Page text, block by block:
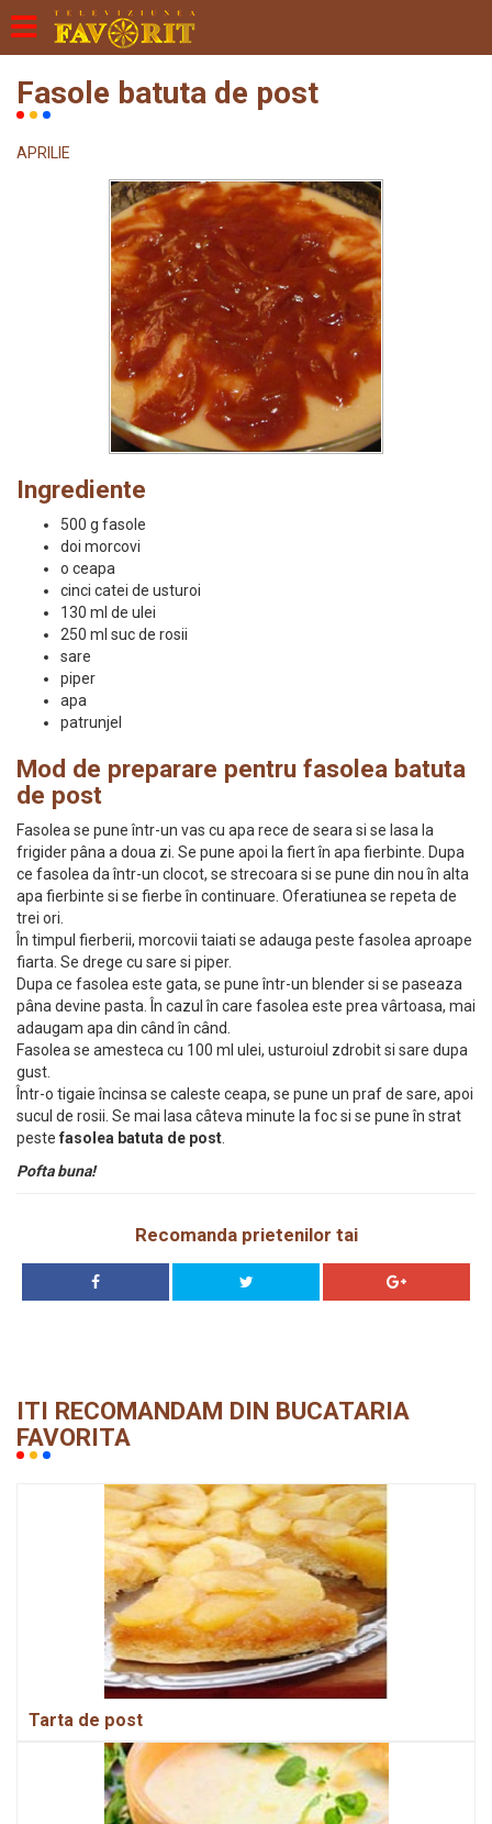
Fasole batuta de post
APRILIE
Ingrediente
500 g fasole
doi morcovi
o ceapa
cinci catei de usturoi
130 ml de ulei
250 ml suc de rosii
sare
piper
apa
patrunjel
Mod de preparare pentru fasolea batuta
de post
Fasolea se pune într-un vas cu apa rece de seara si se lasa la
frigider pâna a doua zi. Se pune apoi la fiert în apa fierbinte. Dupa
ce fasolea da într-un clocot, se strecoara si se pune din nou în alta
apa fierbinte si se fierbe în continuare. Oferatiunea se repeta de
trei ori.
În timpul fierberii, morcovii taiati se adauga peste fasolea aproape
fiarta. Se drege cu sare si piper.
Dupa ce fasolea este gata, se pune într-un blender si se paseaza
pâna devine pasta. În cazul în care fasolea este prea vârtoasa, mai
adaugam apa din când în când.
Fasolea se amesteca cu 100 ml ulei, usturoiul zdrobit si sare dupa
gust.
Într-o tigaie încinsa se caleste ceapa, se pune un praf de sare, apoi
sucul de rosii. Se mai lasa câteva minute la foc si se pune în strat
peste fasolea batuta de post
Pofta buna!
Recomanda prietenilor tai
ITI RECOMANDAM DIN BUCATARIA
FAVORITA
Tarta de post